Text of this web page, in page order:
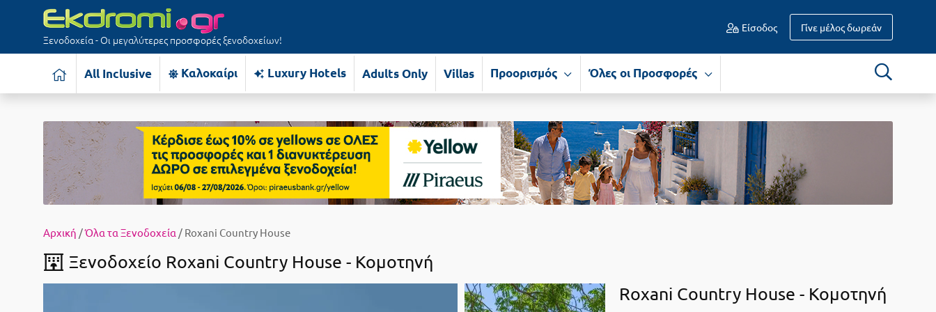
Ξενοδοχεία - Οι μεγαλύτερες προσφορές ξενοδοχείων!
Είσοδος Γίνε μέλος δωρεάν
All Inclusive Καλοκαίρι Luxury Hotels Adults Only Villas Προορισμός Όλες οι Προσφορές
Αρχική /Όλα τα Ξενοδοχεία / Roxani Country House
Ξενοδοχείο Roxani Country House - Κομοτηνή
Roxani Country House - Κομοτηνή